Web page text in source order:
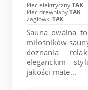
Piec elektrycznyTAK
Piec drewnianyTAK
Zagłówki TAK
Sauna owalna
miłośników
doznania
eleganckim
jakości mate...